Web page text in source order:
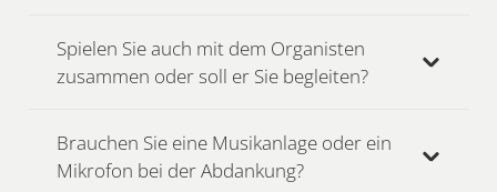
Spielen Sie auch mit dem Organisten
zusammen oder soll er Sie begleiten?
Brauchen Sie eine Musikanlage oder ein
Mikrofon bei der Abdankung?